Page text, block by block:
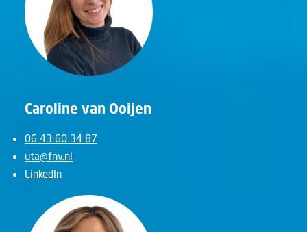
Caroline van Ooijen
06 43 60 34 87
uta@fnv.nl
LinkedIn